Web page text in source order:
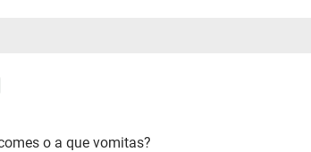
o a que vomitas?